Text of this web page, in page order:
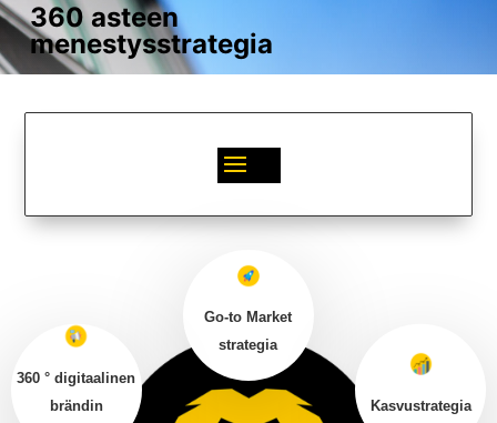
360 asteen
menestysstrategia
Go-to Market
strategia
Kasvustrategia
360 ° digitaalinen
brändin